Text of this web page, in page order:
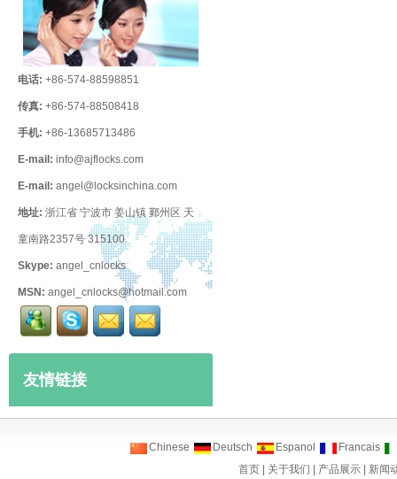
电话: +86-574-88598851
传真: +86-574-88508418
手机: +86-13685713486
E-mail: info@ajflocks.com
E-mail: angel@locksinchina.com
地址: 浙江省 宁波市 姜山镇 鄞州区 天
童南路2357号 315100
Skype: angel_cnlocks
MSN: angel_cnlocks@hotmail.com
友情链接
Chinese Deutsch Espanol
Francais
首页
关于我们 产品展示 新闻